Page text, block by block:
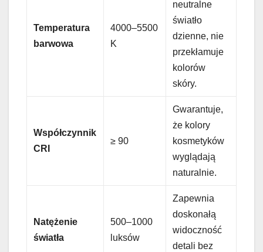
Temperatura
barwowa
4000–5500
K
neutralne
światło
dzienne, nie
przekłamuje
kolorów
skóry.
Współczynnik
CRI
≥ 90
Gwarantuje,
że kolory
kosmetyków
wyglądają
naturalnie.
Natężenie
światła
500–1000
luksów
Zapewnia
doskonałą
widoczność
detali bez